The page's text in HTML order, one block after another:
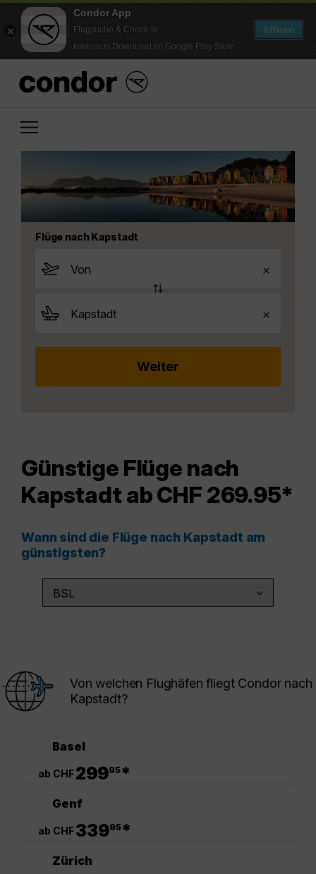
Condor App
Flugsuche & Check-in
kostenlos Download im Google Play Store
öffnen
Flüge nach Kapstadt
Günstige Flüge nach
Kapstadt ab CHF 269.95*
Wann sind die Flüge nach Kapstadt am
günstigsten?
Von welchen Flughäfen fliegt Condor nach
Kapstadt?
Basel
ab CHF29995*
Genf
ab CHF33995*
Zürich